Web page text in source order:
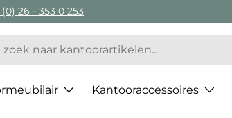
(0) 26 - 353 0 253
Kantooraccessoires